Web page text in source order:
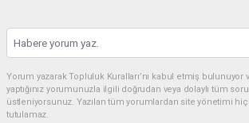
Yorum yazarak Topluluk Kuralları’nı kabul etmiş
yaptığınız yorumunuzla ilgili doğrudan veya dolaylı tüm
üstleniyorsunuz. Yazılan tüm yorumlardan site yönetimi
tutulamaz.